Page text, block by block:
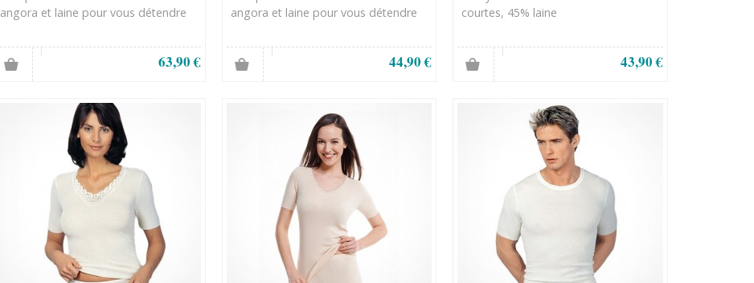
angora et laine pour vous détendre
63,90 €
angora et laine pour vous détendre
44,90 €
courtes, 45% laine
43,90 €